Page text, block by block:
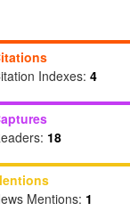
Indexes: 4
18
Mentions: 1